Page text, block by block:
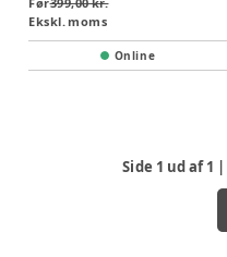
Ekskl. moms
Online
Side 1 ud af1